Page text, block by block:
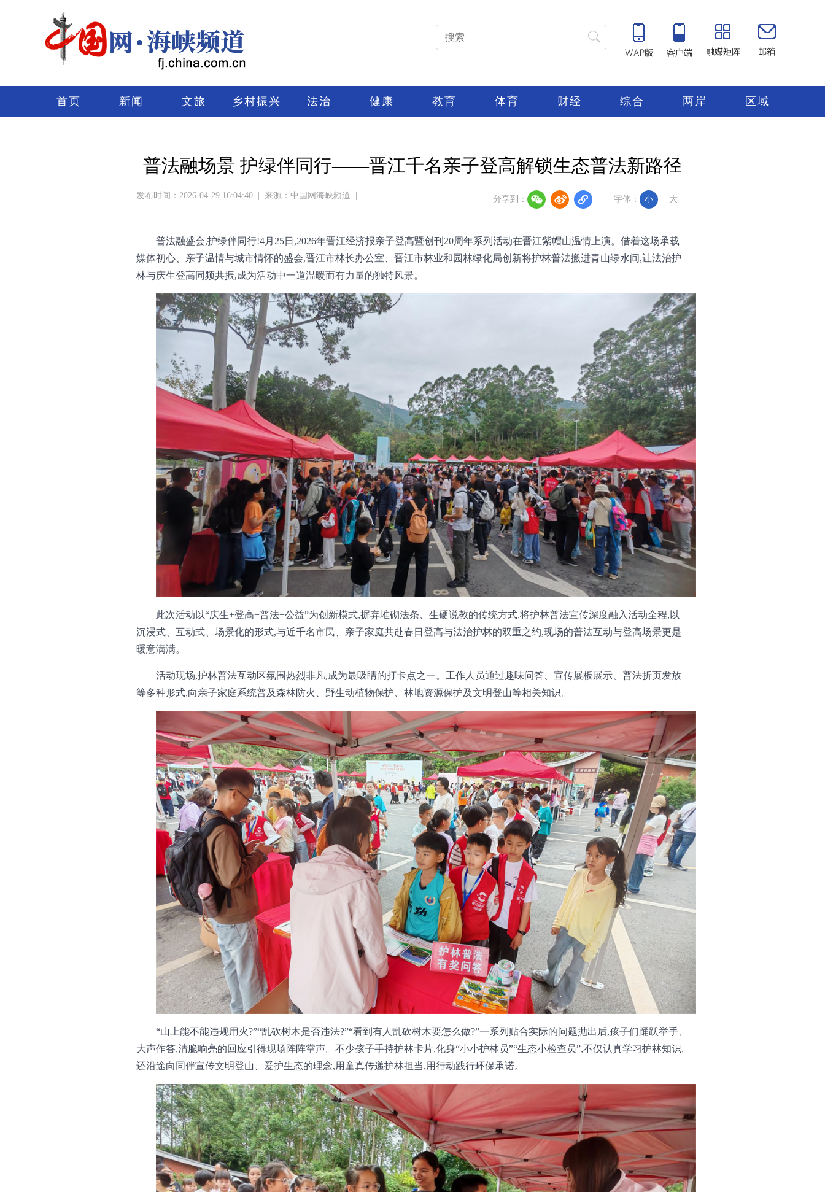
首页 新闻 文旅 乡村振兴 法治 健康 教育 体育 财经 综合 两岸 区域
普法融场景 护绿伴同行——晋江千名亲子登高解锁生态普法新路径
发布时间：2026-04-29 16:04:40 来源：中国网海峡频道 分享到： 字体： 小 大
普法融盛会,护绿伴同行!4月25日,2026年晋江经济报亲子登高暨创刊20周年系列活动在晋江紫帽山温情上演。借着这场承载
媒体初心、亲子温情与城市情怀的盛会,晋江市林长办公室、晋江市林业和园林绿化局创新将护林普法搬进青山绿水间,让法治护
林与庆生登高同频共振,成为活动中一道温暖而有力量的独特风景。
此次活动以“庆生+登高+普法+公益”为创新模式,摒弃堆砌法条、生硬说教的传统方式,将护林普法宣传深度融入活动全程,以
沉浸式、互动式、场景化的形式,与近千名市民、亲子家庭共赴春日登高与法治护林的双重之约,现场的普法互动与登高场景更是
暖意满满。
活动现场,护林普法互动区氛围热烈非凡,成为最吸睛的打卡点之一。工作人员通过趣味问答、宣传展板展示、普法折页发放
等多种形式,向亲子家庭系统普及森林防火、野生动植物保护、林地资源保护及文明登山等相关知识。
“山上能不能违规用火?”“乱砍树木是否违法?”“看到有人乱砍树木要怎么做?”一系列贴合实际的问题抛出后,孩子们踊跃举手、
大声作答,清脆响亮的回应引得现场阵阵掌声。不少孩子手持护林卡片,化身“小小护林员”“生态小检查员”,不仅认真学习护林知识,
还沿途向同伴宣传文明登山、爱护生态的理念,用童真传递护林担当,用行动践行环保承诺。